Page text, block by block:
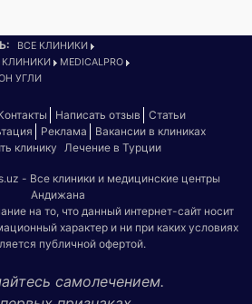
ВСЕ КЛИНИКИ
КЛИНИКИ
MEDICALPRO
УГЛИ
Написать отзыв
Статьи
Реклама
Вакансии в клиниках
клинику
Лечение в Турции
- Все клиники и медицинские центры
Андижана
на то, что данный интернет-сайт носит
характер и ни при каких условиях
публичной офертой.
самолечением.